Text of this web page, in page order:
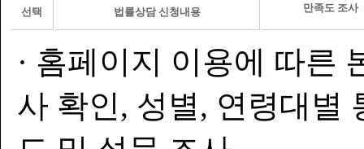
만족도 조사
선택 법률상담 신청내용
· 홈페이지 이용에 따른
사 확인, 성별, 연령대별